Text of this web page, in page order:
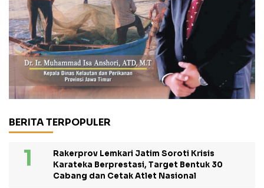
BERITA TERPOPULER
Rakerprov Lemkari Jatim Soroti Krisis
Karateka Berprestasi, Target Bentuk 30
Cabang dan Cetak Atlet Nasional